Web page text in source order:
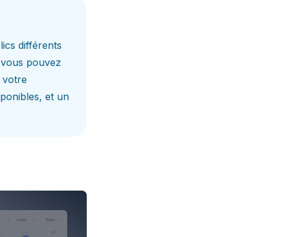
différents
pouvez
votre
et un